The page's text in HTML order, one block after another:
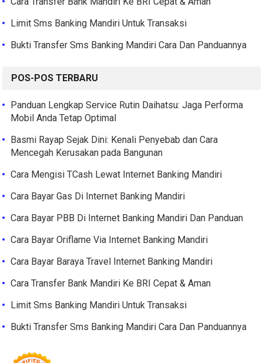
Limit Sms Banking Mandiri Untuk Transaksi
Bukti Transfer Sms Banking Mandiri Cara Dan Panduannya
POS-POS TERBARU
Panduan Lengkap Service Rutin Daihatsu: Jaga Performa
Mobil Anda Tetap Optimal
Basmi Rayap Sejak Dini: Kenali Penyebab dan Cara
Mencegah Kerusakan pada Bangunan
Cara Mengisi TCash Lewat Internet Banking Mandiri
Cara Bayar Gas Di Internet Banking Mandiri
Cara Bayar PBB Di Internet Banking Mandiri Dan Panduan
Cara Bayar Oriflame Via Internet Banking Mandiri
Cara Bayar Baraya Travel Internet Banking Mandiri
Cara Transfer Bank Mandiri Ke BRI Cepat & Aman
Limit Sms Banking Mandiri Untuk Transaksi
Bukti Transfer Sms Banking Mandiri Cara Dan Panduannya